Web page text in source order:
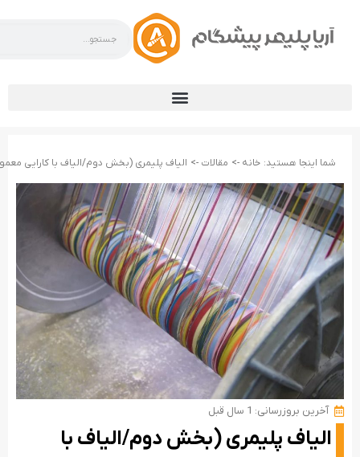
شما اینجا هستید: خانه -> مقالات -> الیاف پلیمری (بخش دوم/الیاف با کارایی
آخرین بروزرسانی: 1 سال قبل
الیاف پلیمری (بخش دوم/الیاف با